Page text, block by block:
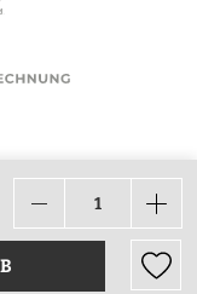
zzgl.
beschrieben.